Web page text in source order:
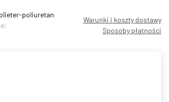
poliuretan
Warunki i koszty dostawy
Sposoby płatności